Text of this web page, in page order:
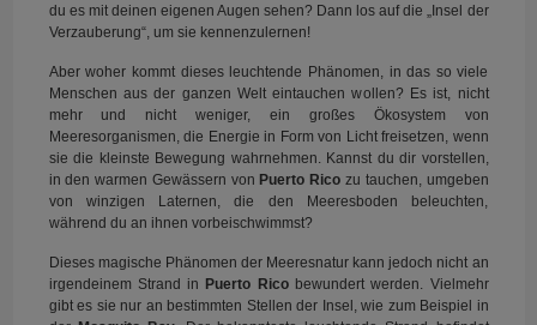
du es mit deinen eigenen Augen sehen? Dann los auf die „Insel der
Verzauberung“, um sie kennenzulernen!
Aber woher kommt dieses leuchtende Phänomen, in das so viele
Menschen aus der ganzen Welt eintauchen wollen? Es ist, nicht
mehr und nicht weniger, ein großes Ökosystem von
Meeresorganismen, die Energie in Form von Licht freisetzen, wenn
sie die kleinste Bewegung wahrnehmen. Kannst du dir vorstellen,
in den warmen Gewässern von Puerto Rico zu tauchen, umgeben
von winzigen Laternen, die den Meeresboden beleuchten,
während du an ihnen vorbeischwimmst?
Dieses magische Phänomen der Meeresnatur kann jedoch nicht an
irgendeinem Strand in Puerto Ricobewundert werden. Vielmehr
gibt es sie nur an bestimmten Stellen der Insel, wie zum Beispiel in